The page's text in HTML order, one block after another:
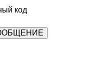
код